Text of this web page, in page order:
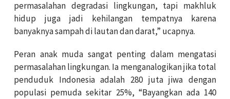
permasalahan degradasi lingkungan, tapi makhluk
hidup juga jadi kehilangan tempatnya karena
banyaknya sampah di lautan dan darat,” ucapnya.
Peran anak muda sangat penting dalam mengatasi
permasalahan lingkungan. Ia menganalogikan jika total
penduduk Indonesia adalah 280 juta jiwa dengan
populasi pemuda sekitar 25%, “Bayangkan ada 140